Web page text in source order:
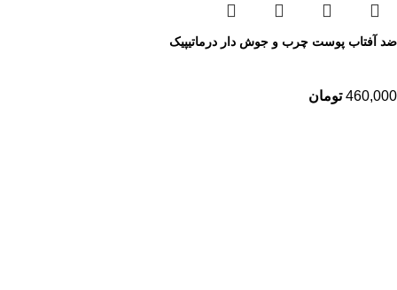
ضد آفتاب پوست چرب و جوش دار درماتیپیک
460,000 تومان